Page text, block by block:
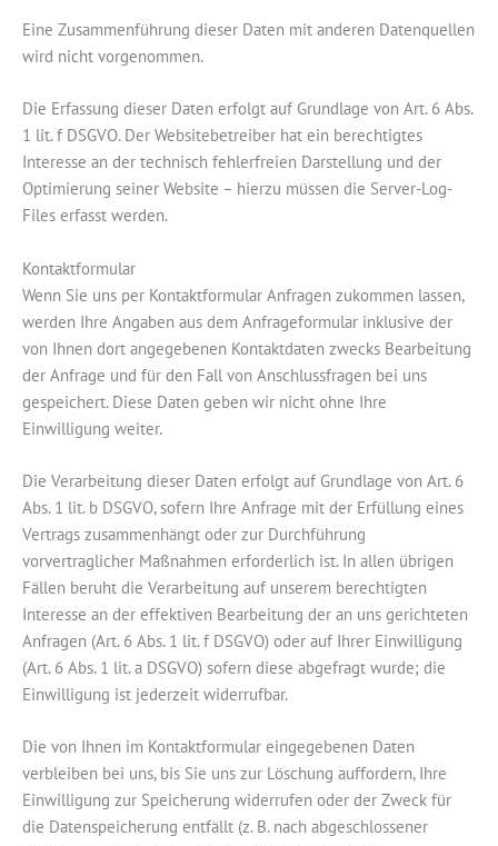
Eine Zusammenführung dieser Daten mit anderen Datenquellen
wird nicht vorgenommen.
Die Erfassung dieser Daten erfolgt auf Grundlage von Art. 6 Abs.
1 lit. f DSGVO. Der Websitebetreiber hat ein berechtigtes
Interesse an der technisch fehlerfreien Darstellung und der
Optimierung seiner Website – hierzu müssen die Server-Log-
Files erfasst werden.
Kontaktformular
Wenn Sie uns per Kontaktformular Anfragen zukommen lassen,
werden Ihre Angaben aus dem Anfrageformular inklusive der
von Ihnen dort angegebenen Kontaktdaten zwecks Bearbeitung
der Anfrage und für den Fall von Anschlussfragen bei uns
gespeichert. Diese Daten geben wir nicht ohne Ihre
Einwilligung weiter.
Die Verarbeitung dieser Daten erfolgt auf Grundlage von Art. 6
Abs. 1 lit. b DSGVO, sofern Ihre Anfrage mit der Erfüllung eines
Vertrags zusammenhängt oder zur Durchführung
vorvertraglicher Maßnahmen erforderlich ist. In allen übrigen
Fällen beruht die Verarbeitung auf unserem berechtigten
Interesse an der effektiven Bearbeitung der an uns gerichteten
Anfragen (Art. 6 Abs. 1 lit. f DSGVO) oder auf Ihrer Einwilligung
(Art. 6 Abs. 1 lit. a DSGVO) sofern diese abgefragt wurde; die
Einwilligung ist jederzeit widerrufbar.
Die von Ihnen im Kontaktformular eingegebenen Daten
verbleiben bei uns, bis Sie uns zur Löschung auffordern, Ihre
Einwilligung zur Speicherung widerrufen oder der Zweck für
die Datenspeicherung entfällt (z. B. nach abgeschlossener